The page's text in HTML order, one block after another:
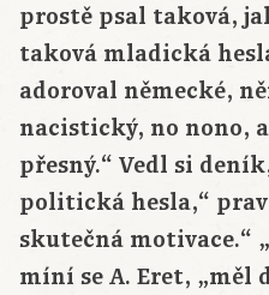
prostě psal taková,
taková mladická
adoroval německé,
nacistický, no nono,
přesný.“ Vedl si
politická hesla,“
skutečná motivace.“
míní se A. Eret, „měl